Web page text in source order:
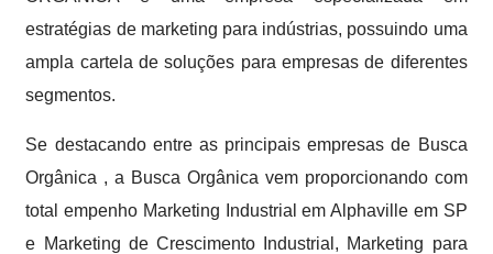
estratégias de marketing para indústrias, possuindo uma
ampla cartela de soluções para empresas de diferentes
segmentos.
Se destacando entre as principais empresas de Busca
Orgânica , a Busca Orgânica vem proporcionando com
total empenho Marketing Industrial em Alphaville em SP
e Marketing de Crescimento Industrial, Marketing para